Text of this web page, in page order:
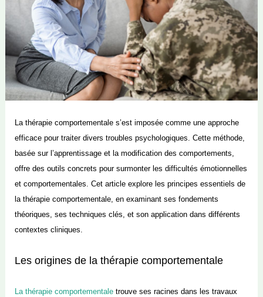
La thérapie comportementale s’est imposée comme une approche
efficace pour traiter divers troubles psychologiques. Cette méthode,
basée sur l’apprentissage et la modification des comportements,
offre des outils concrets pour surmonter les difficultés émotionnelles
et comportementales. Cet article explore les principes essentiels de
la thérapie comportementale, en examinant ses fondements
théoriques, ses techniques clés, et son application dans différents
contextes cliniques.
Les origines de la thérapie comportementale
La thérapie comportementaletrouve ses racines dans les travaux